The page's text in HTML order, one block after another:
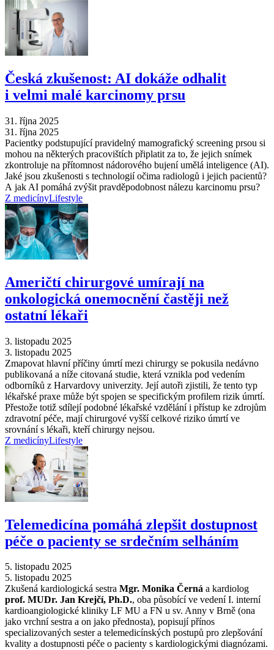
Česká zkušenost: AI dokáže odhalit
i velmi malé karcinomy prsu
31. října 2025
31. října 2025
Pacientky podstupující pravidelný mamografický screening prsou si
mohou na některých pracovištích připlatit za to, že jejich snímek
zkontroluje na přítomnost nádorového bujení umělá inteligence (AI).
Jaké jsou zkušenosti s technologií očima radiologů i jejich pacientů?
A jak AI pomáhá zvýšit pravděpodobnost nálezu karcinomu prsu?
Z medicínyLifestyle
Američtí chirurgové umírají na
onkologická onemocnění častěji než
ostatní lékaři
3. listopadu 2025
3. listopadu 2025
Zmapovat hlavní příčiny úmrtí mezi chirurgy se pokusila nedávno
publikovaná a níže citovaná studie, která vznikla pod vedením
odborníků z Harvardovy univerzity. Její autoři zjistili, že tento typ
lékařské praxe může být spojen se specifickým profilem rizik úmrtí.
Přestože totiž sdílejí podobné lékařské vzdělání i přístup ke zdrojům
zdravotní péče, mají chirurgové vyšší celkové riziko úmrtí ve
srovnání s lékaři, kteří chirurgy nejsou.
Z medicínyLifestyle
Telemedicína pomáhá zlepšit dostupnost
péče o pacienty se srdečním selháním
5. listopadu 2025
5. listopadu 2025
Zkušená kardiologická sestra Mgr. Monika Černá a kardiolog
prof. MUDr. Jan Krejčí, Ph.D., oba působící ve vedení I. interní
kardioangiologické kliniky LF MU a FN u sv. Anny v Brně (ona
jako vrchní sestra a on jako přednosta), popisují přínos
specializovaných sester a telemedicínských postupů pro zlepšování
kvality a dostupnosti péče o pacienty s kardiologickými diagnózami.